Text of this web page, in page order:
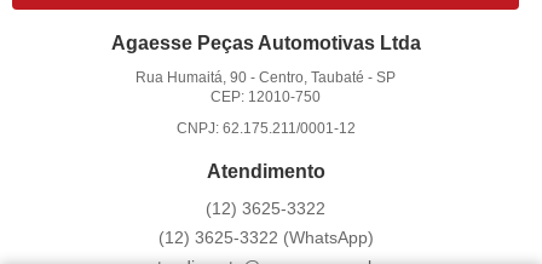
Agaesse Peças Automotivas Ltda
Rua Humaitá, 90 -Centro, Taubaté -SP
CEP: 12010-750
CNPJ: 62.175.211/0001-12
Atendimento
(12) 3625-3322
(12) 3625-3322 (WhatsApp)